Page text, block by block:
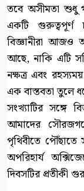
তবে অসীমতা শুধু
একটি গুরুত্বপূর্ণ
বিজ্ঞানীরা আজও
আছে, নাকি এটি
নক্ষত্র এবং
এক বাস্তবতা তুলে
সংখ্যাটির সঙ্গে
আমাদের
পৃথিবীতে পৌঁছাতে
অপরিহার্য
দিবসটির প্রতীকী